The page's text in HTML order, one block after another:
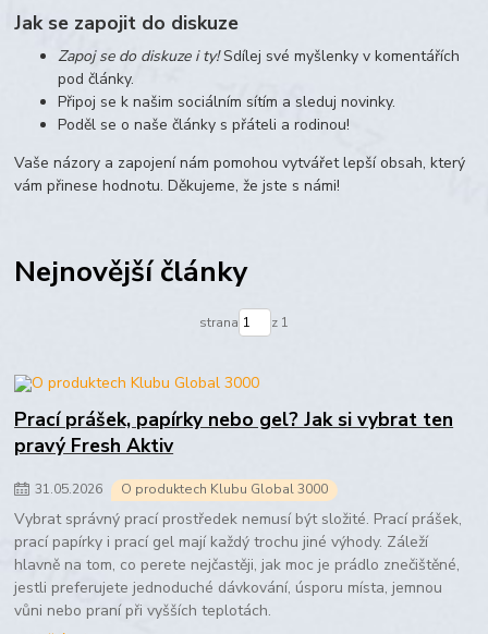
Jak se zapojit do diskuze
Zapoj se do diskuze i ty!Sdílej své myšlenky v komentářích
pod články.
Připoj se k našim sociálním sítím a sleduj novinky.
Poděl se o naše články s přáteli a rodinou!
Vaše názory a zapojení nám pomohou vytvářet lepší obsah, který
vám přinese hodnotu. Děkujeme, že jste s námi!
Nejnovější články
strana z 1
Prací prášek, papírky nebo gel? Jak si vybrat ten
pravý Fresh Aktiv
31.05.2026 O produktech Klubu Global 3000
Vybrat správný prací prostředek nemusí být složité. Prací prášek,
prací papírky i prací gel mají každý trochu jiné výhody. Záleží
hlavně na tom, co perete nejčastěji, jak moc je prádlo znečištěné,
jestli preferujete jednoduché dávkování, úsporu místa, jemnou
vůni nebo praní při vyšších teplotách.